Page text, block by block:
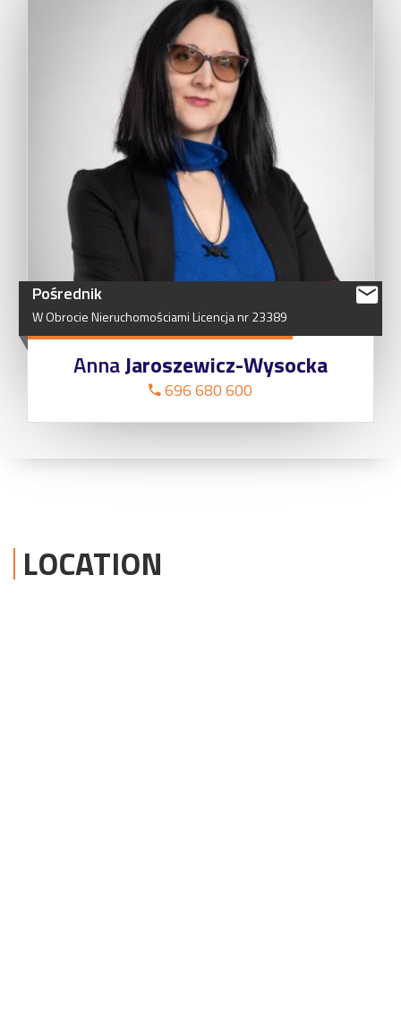
Pośrednik
WObrocieNieruchomościamiLicencjanr23389
AnnaJaroszewicz-Wysocka
696 680 600
LOCATION